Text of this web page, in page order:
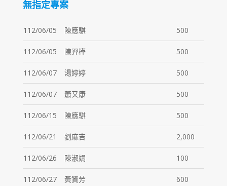
無指定專案
112/06/05 陳應騏 500
112/06/05 陳羿樺 500
112/06/07 湯婷婷 500
112/06/07 蕭又康 500
112/06/15 陳應騏 500
112/06/21 劉麻吉 2,000
112/06/26 陳淑娟 100
112/06/27 黃資芳 600